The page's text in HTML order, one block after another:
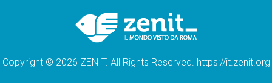
Copyright © 2026 ZENIT. All Rights Reserved. https://it.zenit.org